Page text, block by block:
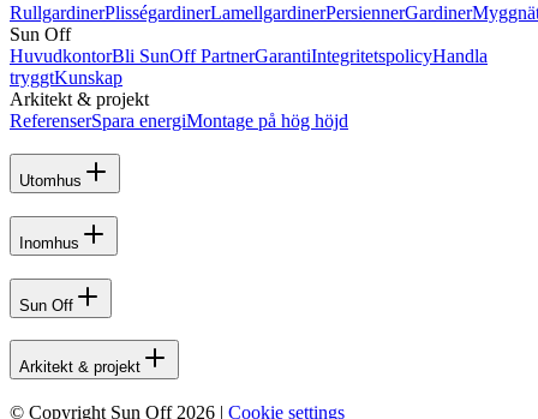
RullgardinerPlisségardinerLamellgardinerPersiennerGardiner
Sun Off
HuvudkontorBli SunOff PartnerGarantiIntegritetspolicyHandla
tryggtKunskap
Arkitekt & projekt
ReferenserSpara energiMontage på hög höjd
Utomhus
Inomhus
Sun Off
Arkitekt & projekt
© Copyright Sun Off 2026 | Cookie settings